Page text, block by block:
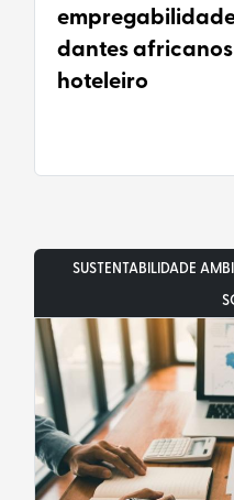
dantes
hoteleiro
SUSTENTABILIDADE